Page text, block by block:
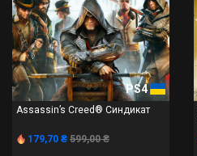
PS4
Assassin’s Creed® Синдикат
179,70 ₴ 599,00 ₴